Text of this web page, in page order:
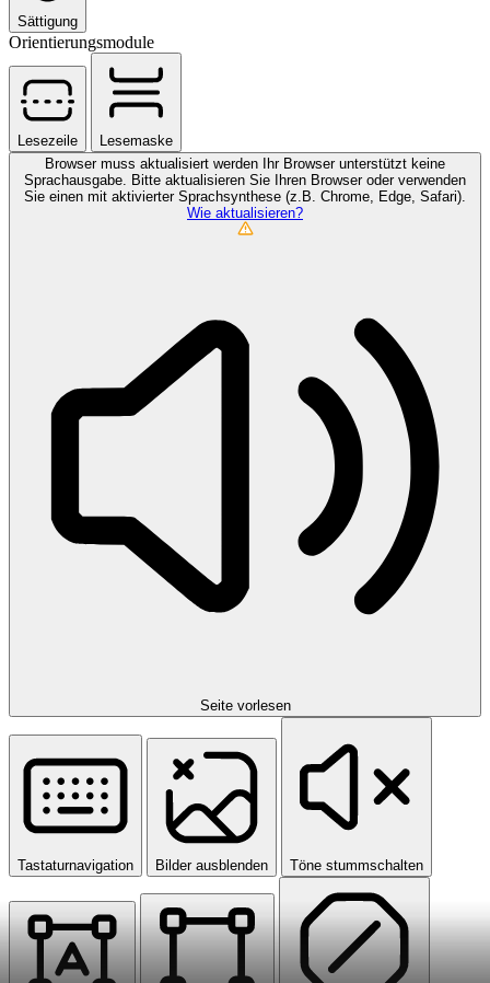
Sättigung
Orientierungsmodule
Lesezeile
Lesemaske
Browser muss aktualisiert werden
Ihr Browser unterstützt keine
Sprachausgabe. Bitte aktualisieren Sie Ihren Browser oder verwenden
Sie einen mit aktivierter Sprachsynthese (z.B. Chrome, Edge, Safari).
Wie aktualisieren?
Seite vorlesen
Tastaturnavigation Bilder ausblenden Töne stummschalten